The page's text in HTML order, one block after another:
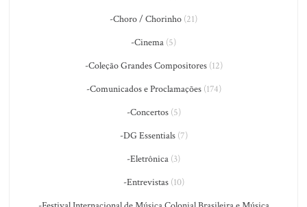
-Choro / Chorinho (21)
-Cinema (5)
-Coleção Grandes Compositores(12)
-Comunicados e Proclamações(174)
-Concertos(5)
-DG Essentials(7)
-Eletrônica (3)
-Entrevistas(10)